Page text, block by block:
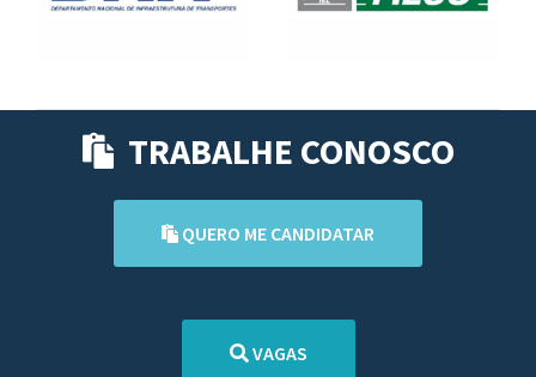
TRABALHE CONOSCO
QUERO ME CANDIDATAR
VAGAS